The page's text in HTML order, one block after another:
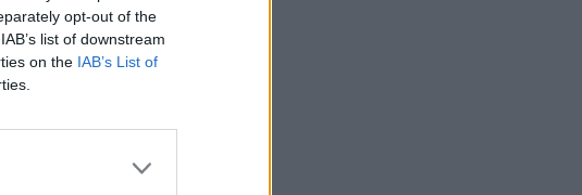
opt-out of the
list of downstream
on the IAB’s List of
keinon